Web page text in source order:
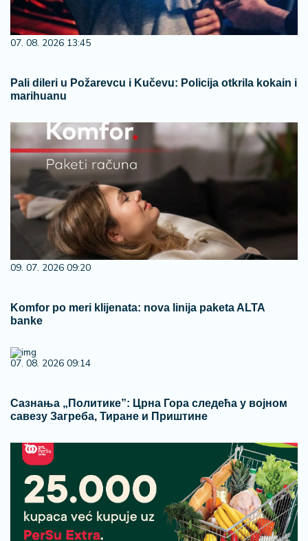
07. 08. 2026 13:45
Pali dileri u Požarevcu i Kučevu: Policija otkrila kokain i
marihuanu
09. 07. 2026 09:20
Komfor po meri klijenata: nova linija paketa ALTA
banke
07. 08. 2026 09:14
Сазнања „Политике”: Црна Гора следећа у војном
савезу Загреба, Тиране и Приштине